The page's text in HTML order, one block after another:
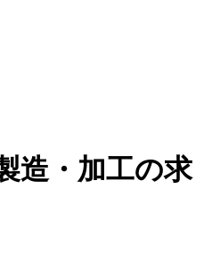
造・加工の求